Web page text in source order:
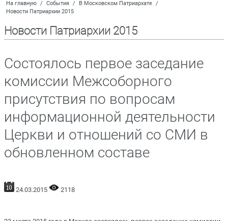
На главную / События / В Московском Патриархате /
Новости Патриархии 2015
Новости Патриархии 2015
Состоялось первое заседание
комиссии Межсоборного
присутствия по вопросам
информационной деятельности
Церкви и отношений со СМИ в
обновленном составе
24.03.2015 2118